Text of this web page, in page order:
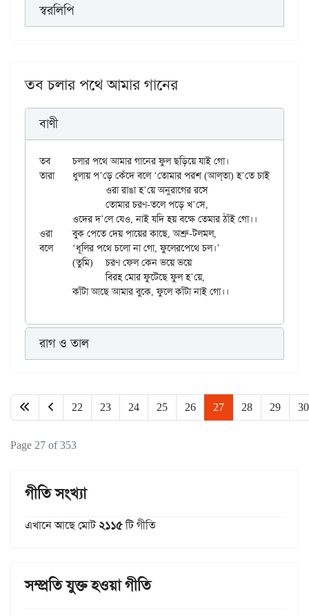
স্বরলিপি
তব চলার পথে আমার গানের
বাণী
তব	চলার পথে আমার গানের ফুল ছড়িয়ে যাই গো।
তারা	ধুলায় প’ড়ে কেঁদে বলে ‘তোমার পরশ (আল্‌তা) হ’তে চাই গো।।
ওরা	বুক পেতে দেয় পায়ের কাছে, অশ্রু-টলমল,
বলে	‘ধূলির পথে চলো না গো, ফুলেরপেথে চল।’
		বিরহ মোর ফুটেছে ফুল হ’য়ে,
রাগ ও তাল
22 23 24 25 26 27 28 29 30
Page 27 of 353
গীতি সংখ্যা
এখানে আছে মোট২১১৫টি গীতি
সম্প্রতি যুক্ত হওয়া গীতি